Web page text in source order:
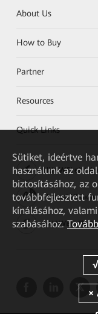
About Us
How to Buy
Partner
Resources
Quick Links
HUAWEI eKit
Huawei HiKnow
HUAWEI eFly
Sütiket, ideértve
használunk az
biztosításához, az
továbbfejlesztett
kínálásához,
szabásához.